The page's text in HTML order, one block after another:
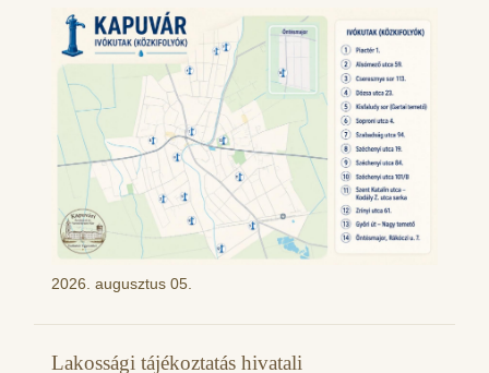
2026. augusztus 05.
Lakossági tájékoztatás hivatali